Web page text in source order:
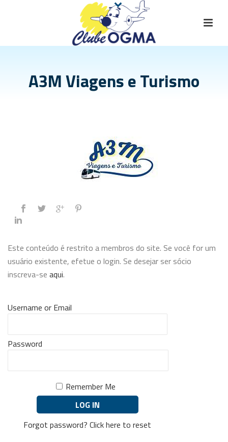
A3M Viagens e Turismo
Este conteúdo é restrito a membros do site. Se você for um
usuário existente, efetue o login. Se desejar ser sócio
inscreva-se aqui.
Username or Email
Password
Remember Me
Forgot password?Click here to reset